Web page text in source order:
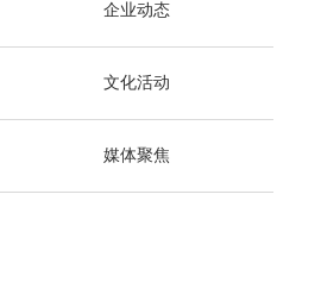
企业动态
文化活动
媒体聚焦